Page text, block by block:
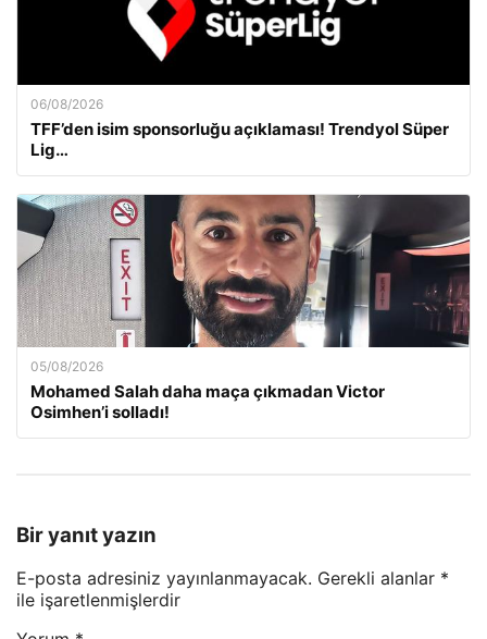
06/08/2026
TFF’den isim sponsorluğu açıklaması! Trendyol Süper
Lig…
05/08/2026
Mohamed Salah daha maça çıkmadan Victor
Osimhen’i solladı!
Bir yanıt yazın
E-posta adresiniz yayınlanmayacak. Gerekli alanlar *
ile işaretlenmişlerdir